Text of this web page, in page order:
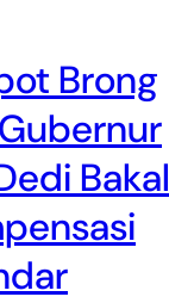
Brong
Bakal